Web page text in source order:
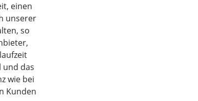
einen
unserer
so
und das
wie bei
Kunden